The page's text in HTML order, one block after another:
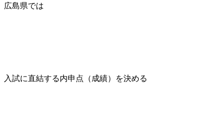
広島県では
入試に直結する内申点（成績）を決める